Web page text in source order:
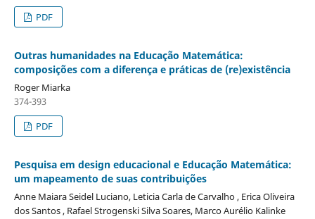
PDF
Outras humanidades na Educação Matemática:
composições com a diferença e práticas de (re)existência
Roger Miarka
374-393
PDF
Pesquisa em design educacional e Educação Matemática:
um mapeamento de suas contribuições
Anne Maiara Seidel Luciano, Leticia Carla de Carvalho , Erica Oliveira
dos Santos , Rafael Strogenski Silva Soares, Marco Aurélio Kalinke